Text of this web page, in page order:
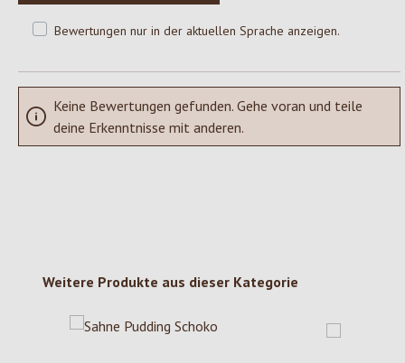
Bewertungen nur in der aktuellen Sprache anzeigen.
Keine Bewertungen gefunden. Gehe voran und teile
deine Erkenntnisse mit anderen.
Produktgalerie überspringen
Weitere Produkte aus dieser Kategorie